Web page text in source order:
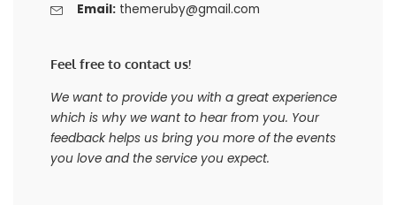
Email: themeruby@gmail.com
Feel free to contact us!
We want to provide you with a great experience
which is why we want to hear from you. Your
feedback helps us bring you more of the events
you love and the service you expect.